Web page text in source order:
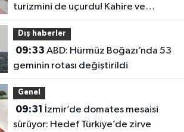
turizmini de uçurdu! Kahire ve
Tahran’dan direkt seferler başladı
Dış haberler
09:33
geminin rotası değiştirildi
Genel
09:31
sürüyor: Hedef Türkiye’de zirve